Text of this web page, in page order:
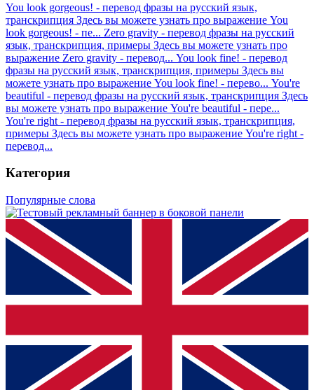
You look gorgeous! - перевод фразы на русский язык,
транскрипция Здесь вы можете узнать про выражение You
look gorgeous! - пе... Zero gravity - перевод фразы на русский
язык, транскрипция, примеры Здесь вы можете узнать про
выражение Zero gravity - перевод... You look fine! - перевод
фразы на русский язык, транскрипция, примеры Здесь вы
можете узнать про выражение You look fine! - перево... You're
beautiful - перевод фразы на русский язык, транскрипция Здесь
вы можете узнать про выражение You're beautiful - пере...
You're right - перевод фразы на русский язык, транскрипция,
примеры Здесь вы можете узнать про выражение You're right -
перевод...
Категория
Популярные слова